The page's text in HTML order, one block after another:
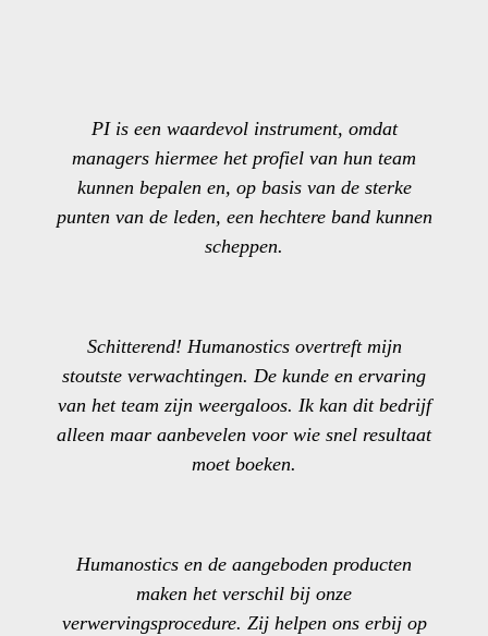
PI is een waardevol instrument, omdat
managers hiermee het profiel van hun team
kunnen bepalen en, op basis van de sterke
punten van de leden, een hechtere band kunnen
scheppen.
Schitterend! Humanostics overtreft mijn
stoutste verwachtingen. De kunde en ervaring
van het team zijn weergaloos. Ik kan dit bedrijf
alleen maar aanbevelen voor wie snel resultaat
moet boeken.
Humanostics en de aangeboden producten
maken het verschil bij onze
verwervingsprocedure. Zij helpen ons erbij op